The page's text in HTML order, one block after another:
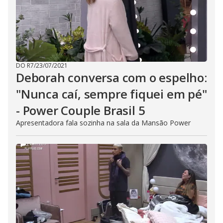
DO R7/23/07/2021
Deborah conversa com o espelho:
"Nunca caí, sempre fiquei em pé"
- Power Couple Brasil 5
Apresentadora fala sozinha na sala da Mansão Power